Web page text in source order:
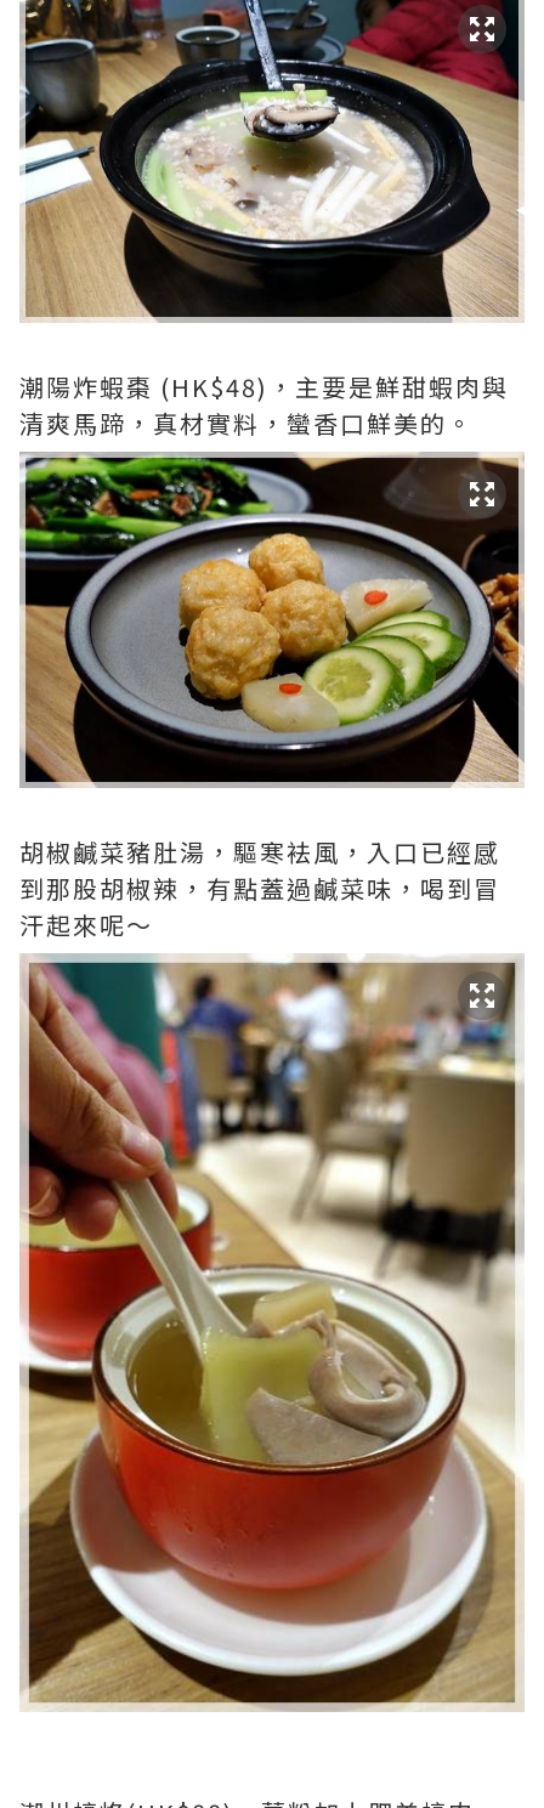
潮陽炸蝦棗 (HK$48)，主要是鮮甜蝦肉與
清爽馬蹄，真材實料，蠻香口鮮美的。
胡椒鹹菜豬肚湯，驅寒袪風，入口已經感
到那股胡椒辣，有點蓋過鹹菜味，喝到冒
汗起來呢～